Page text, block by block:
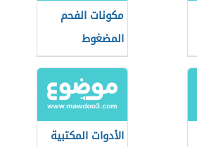
مكونات الفحم
المضغوط
الأدوات المكتبية